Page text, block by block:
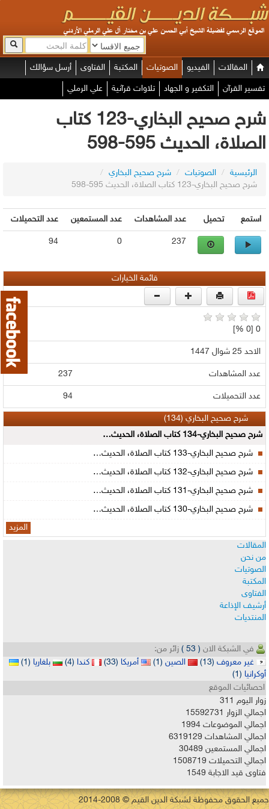
المقالات الفيديو الصوتيات المكتبة الفتاوى أرسل سؤالك
تفسير القرآن التكفير و الجهاد تلاوات قرآنية علي الرملي
شرح صحيح البخاري-123 كتاب
الصلاة، الحديث 595-598
الرئيسية / الصوتيات / شرح صحيح البخاري /
شرح صحيح البخاري-123 كتاب الصلاة، الحديث 595-598
استمع تحميل عدد المشاهدات عدد المستمعين عدد التحميلات
237
0
94
قائمة الخيارات
0 [0 %]
الاحد 25 شوال 1447
عدد المشاهدات 237
عدد التحميلات 94
شرح صحيح البخاري (134)
شرح صحيح البخاري-134 كتاب الصلاة، الحديث…
شرح صحيح البخاري-133 كتاب الصلاة، الحديث…
شرح صحيح البخاري-132 كتاب الصلاة، الحديث…
شرح صحيح البخاري-131 كتاب الصلاة، الحديث…
شرح صحيح البخاري-130 كتاب الصلاة، الحديث…
المزيد
المقالات
من نحن
الصوتيات
المكتبة
الفتاوى
أرشيف الإذاعة
المنتديات
في الشبكة الان ( 53 )
زائر من:
غير معروف (13) الصين (1) أمريكا (33) كندا (4) بلغاريا (1)
أوكرانيا (1)
احصائيات الموقع
زوار اليوم 311
اجمالي الزوار 15592731
اجمالي الموضوعات 1994
اجمالي المشاهدات 6319129
اجمالي المستمعين 30489
اجمالي التحميلات 1508719
فتاوى قيد الاجابة 1549
جميع الحقوق محفوظة لشبكة الدين القيم © 2008-2014